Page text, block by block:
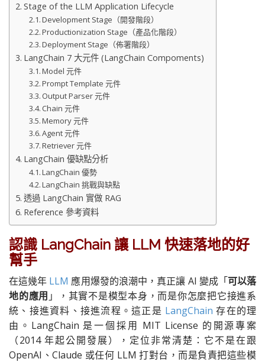
Stage of the LLM Application Lifecycle
Development Stage（開發階段）
Productionization Stage（產品化階段）
Deployment Stage（佈署階段）
LangChain 7 大元件 (LangChain Compoments)
Model 元件
Prompt Template 元件
Output Parser 元件
Chain 元件
Memory 元件
Agent 元件
Retriever 元件
LangChain 優缺點分析
LangChain 優勢
LangChain 挑戰與缺點
透過 LangChain 實做 RAG
Reference 參考資料
認識 LangChain 讓 LLM 快速落地的好
幫手
在這幾年 LLM 應用爆發的浪潮中，真正讓 AI 變成「可以落
地的應用 」，其實不是模型本身，而是你怎麼把它接進系
統、接進資料、接進流程。這正是 LangChain 存在的理
由。LangChain 是一個採用 MIT License 的開源專案
（2014 年起公開發展），定位非常清楚：它不是在跟
OpenAI、Claude 或任何 LLM 打對台，而是負責把這些模